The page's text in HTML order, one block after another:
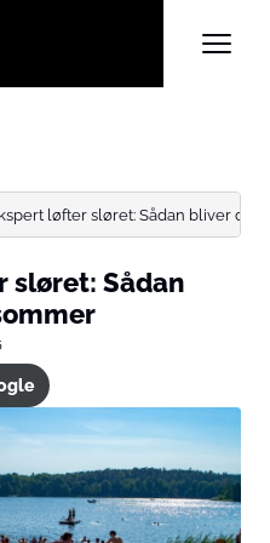
løfter sløret: Sådan bliver den
sløret: Sådan